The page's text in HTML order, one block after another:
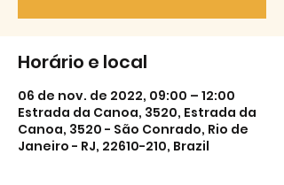
Horário e local
06 de nov. de 2022, 09:00 – 12:00
Estrada da Canoa, 3520, Estrada da
Canoa, 3520 - São Conrado, Rio de
Janeiro - RJ, 22610-210, Brazil